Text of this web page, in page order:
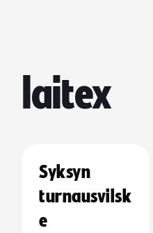
laitex
Syksyn
turnausvilsk
e